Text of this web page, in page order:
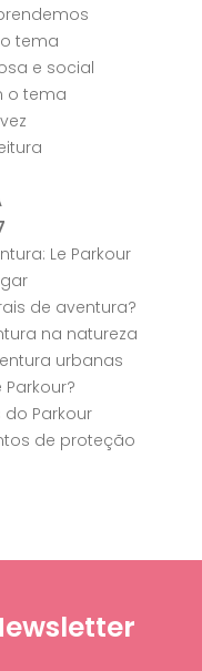
tema
e social
o tema
Le Parkour
de aventura?
na natureza
urbanas
Parkour
de proteção